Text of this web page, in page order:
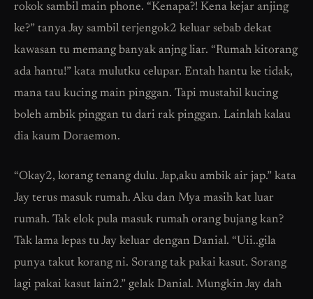
rokok sambil main phone. “Kenapa?! Kena kejar anjing
ke?” tanya Jay sambil terjengok2 keluar sebab dekat
kawasan tu memang banyak anjng liar. “Rumah kitorang
ada hantu!” kata mulutku celupar. Entah hantu ke tidak,
mana tau kucing main pinggan. Tapi mustahil kucing
boleh ambik pinggan tu dari rak pinggan. Lainlah kalau
dia kaum Doraemon.
“Okay2, korang tenang dulu. Jap,aku ambik air jap.” kata
Jay terus masuk rumah. Aku dan Mya masih kat luar
rumah. Tak elok pula masuk rumah orang bujang kan?
Tak lama lepas tu Jay keluar dengan Danial. “Uii..gila
punya takut korang ni. Sorang tak pakai kasut. Sorang
lagi pakai kasut lain2.” gelak Danial. Mungkin Jay dah